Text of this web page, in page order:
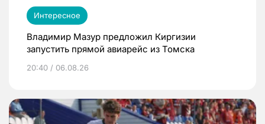
Интересное
Владимир Мазур предложил Киргизии
запустить прямой авиарейс из Томска
20:40 / 06.08.26